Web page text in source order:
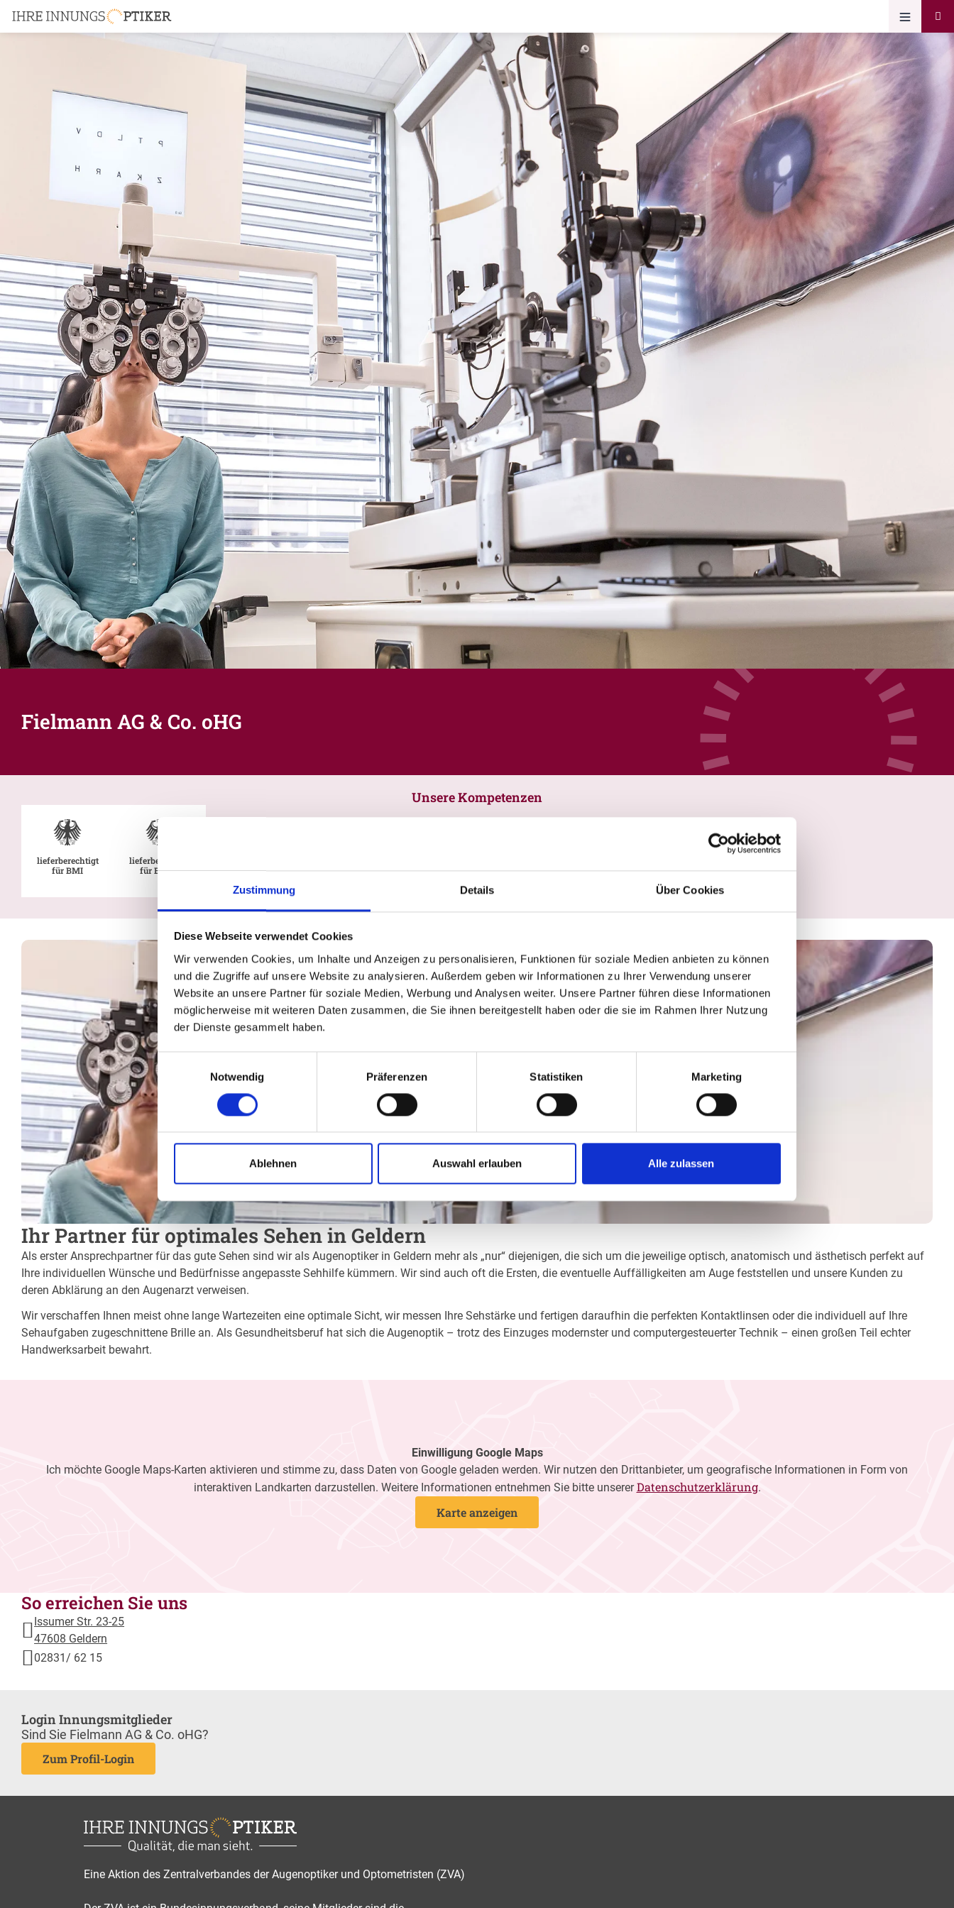
Zustimmung Details Über Cookies
Diese Webseite verwendet Cookies
Wir verwenden Cookies, um Inhalte und Anzeigen zu personalisieren, Funktionen für soziale Medien anbieten zu können
und die Zugriffe auf unsere Website zu analysieren. Außerdem geben wir Informationen zu Ihrer Verwendung unserer
Website an unsere Partner für soziale Medien, Werbung und Analysen weiter. Unsere Partner führen diese Informationen
möglicherweise mit weiteren Daten zusammen, die Sie ihnen bereitgestellt haben oder die sie im Rahmen Ihrer Nutzung
der Dienste gesammelt haben.
Notwendig
Präferenzen Statistiken Marketing
Ablehnen Auswahl erlauben Alle zulassen
Fielmann AG & Co. oHG
Unsere Kompetenzen
lieferberechtigt
für BMI
lieferberechtigt
für BMVg
Ihr Partner für optimales Sehen in Geldern
Als erster Ansprechpartner für das gute Sehen sind wir als Augenoptiker in Geldern mehr als „nur“ diejenigen, die sich um die jeweilige optisch, anatomisch und ästhetisch perfekt auf
Ihre individuellen Wünsche und Bedürfnisse angepasste Sehhilfe kümmern. Wir sind auch oft die Ersten, die eventuelle Auffälligkeiten am Auge feststellen und unsere Kunden zu
deren Abklärung an den Augenarzt verweisen.
Wir verschaffen Ihnen meist ohne lange Wartezeiten eine optimale Sicht, wir messen Ihre Sehstärke und fertigen daraufhin die perfekten Kontaktlinsen oder die individuell auf Ihre
Sehaufgaben zugeschnittene Brille an. Als Gesundheitsberuf hat sich die Augenoptik – trotz des Einzuges modernster und computergesteuerter Technik – einen großen Teil echter
Handwerksarbeit bewahrt.
Einwilligung Google Maps
Ich möchte Google Maps-Karten aktivieren und stimme zu, dass Daten von Google geladen werden. Wir nutzen den Drittanbieter, um geografische Informationen in Form von
interaktiven Landkarten darzustellen. Weitere Informationen entnehmen Sie bitte unsererDatenschutzerklärung.
Karte anzeigen
So erreichen Sie uns
Issumer Str. 23-25
47608 Geldern
02831/ 62 15
Login Innungsmitglieder
Sind Sie Fielmann AG & Co. oHG?
Zum Profil-Login
Eine Aktion des Zentralverbandes der Augenoptiker und Optometristen (ZVA)